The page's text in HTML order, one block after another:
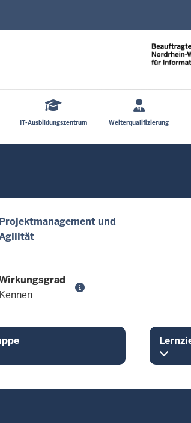
IT-Ausbildungszentrum Weiterqualifizierung
Projektmanagement und
Kennen